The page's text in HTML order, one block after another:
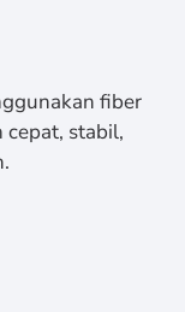
fiber
stabil,